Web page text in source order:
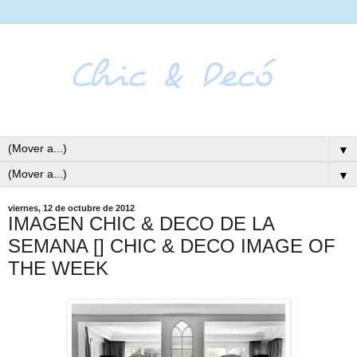
▼
▼
viernes, 12 de octubre de 2012
IMAGEN CHIC & DECO DE LA
SEMANA [] CHIC & DECO IMAGE OF
THE WEEK